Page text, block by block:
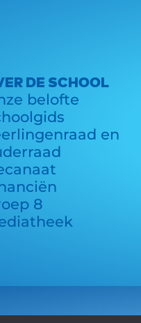
DE SCHOOL
belofte
en
8